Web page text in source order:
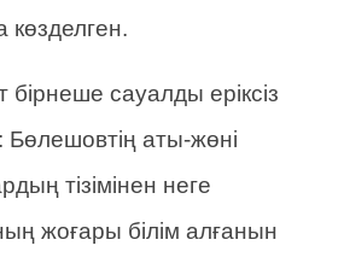
сауалды еріксіз
Бөлешовтің аты-жөні
тізімінен неге
жоғары білім алғанын